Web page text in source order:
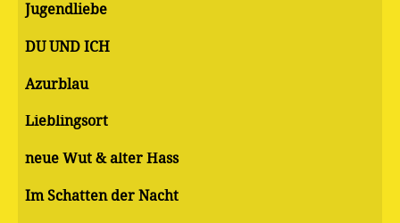
Jugendliebe
DU UND ICH
Azurblau
Lieblingsort
neue Wut & alter Hass
Im Schatten der Nacht